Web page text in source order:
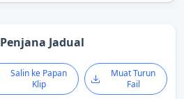
Penjana Jadual
Salin ke Papan
Klip
Muat Turun
Fail